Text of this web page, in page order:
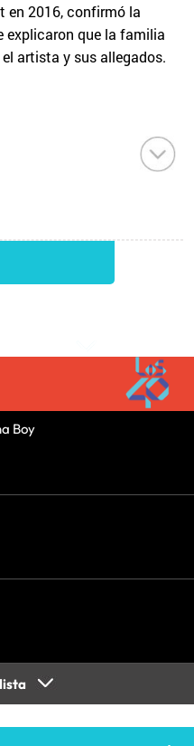
en 2016, confirmó la
explicaron que la familia
artista y sus allegados.
Boy